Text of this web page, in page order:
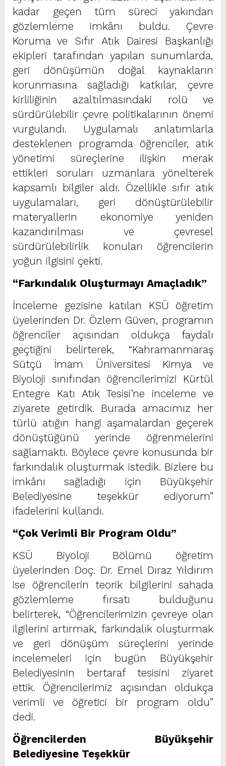
kadar geçen tüm süreci yakından
gözlemleme imkânı buldu. Çevre
Koruma ve Sıfır Atık Dairesi Başkanlığı
ekipleri tarafından yapılan sunumlarda,
geri dönüşümün doğal kaynakların
korunmasına sağladığı katkılar, çevre
kirliliğinin azaltılmasındaki rolü ve
sürdürülebilir çevre politikalarının önemi
vurgulandı. Uygulamalı anlatımlarla
desteklenen programda öğrenciler, atık
yönetimi süreçlerine ilişkin merak
ettikleri soruları uzmanlara yönelterek
kapsamlı bilgiler aldı. Özellikle sıfır atık
uygulamaları, geri dönüştürülebilir
materyallerin ekonomiye yeniden
kazandırılması ve çevresel
sürdürülebilirlik konuları öğrencilerin
yoğun ilgisini çekti.
“Farkındalık Oluşturmayı Amaçladık”
İnceleme gezisine katılan KSÜ öğretim
üyelerinden Dr. Özlem Güven, programın
öğrenciler açısından oldukça faydalı
geçtiğini belirterek, “Kahramanmaraş
Sütçü İmam Üniversitesi Kimya ve
Biyoloji sınıfından öğrencilerimizi Kürtül
Entegre Katı Atık Tesisi’ne inceleme ve
ziyarete getirdik. Burada amacımız her
türlü atığın hangi aşamalardan geçerek
dönüştüğünü yerinde öğrenmelerini
sağlamaktı. Böylece çevre konusunda bir
farkındalık oluşturmak istedik. Bizlere bu
imkânı sağladığı için Büyükşehir
Belediyesine teşekkür ediyorum”
ifadelerini kullandı.
“Çok Verimli Bir Program Oldu”
KSÜ Biyoloji Bölümü öğretim
üyelerinden Doç. Dr. Emel Dıraz Yıldırım
ise öğrencilerin teorik bilgilerini sahada
gözlemleme fırsatı bulduğunu
belirterek, “Öğrencilerimizin çevreye olan
ilgilerini artırmak, farkındalık oluşturmak
ve geri dönüşüm süreçlerini yerinde
incelemeleri için bugün Büyükşehir
Belediyesinin bertaraf tesisini ziyaret
ettik. Öğrencilerimiz açısından oldukça
verimli ve öğretici bir program oldu”
dedi.
Öğrencilerden Büyükşehir
Belediyesine Teşekkür